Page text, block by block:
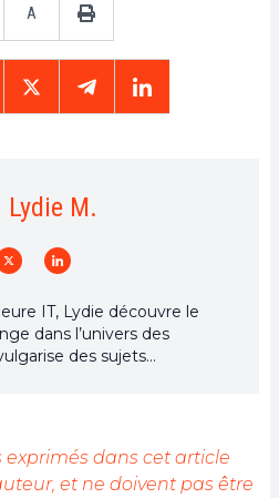
A
Lydie M.
IT, Lydie découvre le
dans l’univers des
des sujets
exprimés dans cet article
et ne doivent pas être